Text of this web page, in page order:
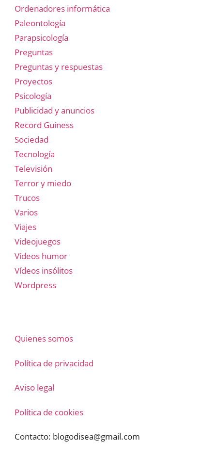
Ordenadores informática
Paleontología
Parapsicología
Preguntas
Preguntas y respuestas
Proyectos
Psicología
Publicidad y anuncios
Record Guiness
Sociedad
Tecnología
Televisión
Terror y miedo
Trucos
Varios
Viajes
Videojuegos
Vídeos humor
Vídeos insólitos
Wordpress
Quienes somos
Política de privacidad
Aviso legal
Política de cookies
Contacto: blogodisea@gmail.com